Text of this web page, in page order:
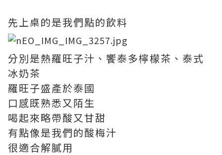
先上桌的是我們點的飲料
分別是熱羅旺子汁、饗泰多檸檬茶、泰式
冰奶茶
羅旺子盛產於泰國
口感既熟悉又陌生
喝起來略帶酸又甘甜
有點像是我們的酸梅汁
很適合解膩用